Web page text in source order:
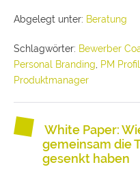
Abgelegt unter: Beratung
Schlagwörter: Bewerber
Personal Branding
PM
Produktmanager
White Paper:
gemeinsam die
gesenkt haben